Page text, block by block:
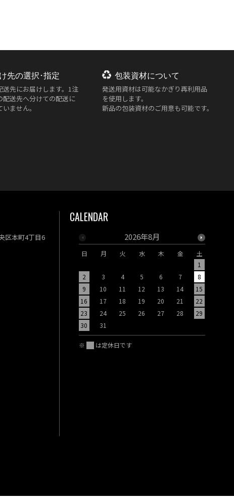
先の選択･指定
送先にお届けします。1注
配送先へ分けての配送に
ません。
包装資材について
発送用資材は可能なかぎり再利用品
を使用します。
新品の包装資材のご用意も可能です。
区本町4丁目6
CALENDAR
2026年8月
日 月 火 水 木 金
土
1
2
3 4 5 6 7
8
9
10 11 12 13 14
15
16
17 18 19 20 21
22
23
24 25 26 27 28
29
30
31
※ は定休日です